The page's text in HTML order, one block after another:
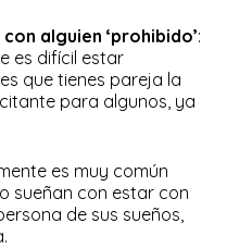
alguien ‘prohibido’:
es difícil estar
que tienes pareja la
para algunos, ya
es muy común
sueñan con estar con
de sus sueños,